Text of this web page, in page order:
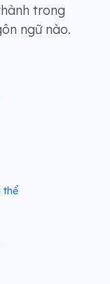
trong
ngữ nào.
thể